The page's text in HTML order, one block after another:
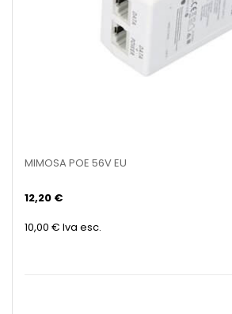
MIMOSA POE 56V EU
12,20 €
10,00 € Iva esc.